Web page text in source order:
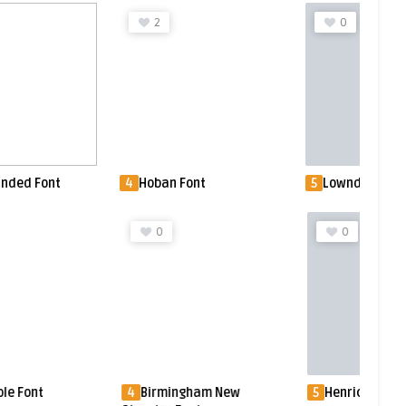
Font
2
4 Hoban Font
0
5 Lowndes Font
Font
0
4 Birmingham New
0
5 Henrician Font